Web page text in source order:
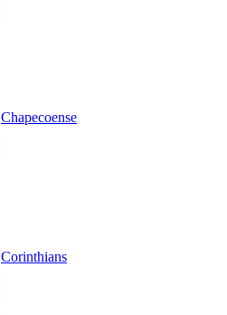
Chapecoense
Corinthians